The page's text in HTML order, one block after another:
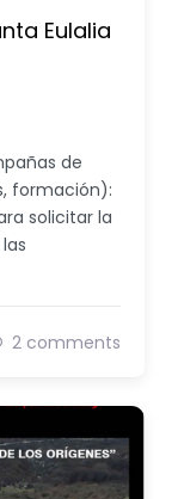
Eulalia
de
formación):
solicitar la
2 comments